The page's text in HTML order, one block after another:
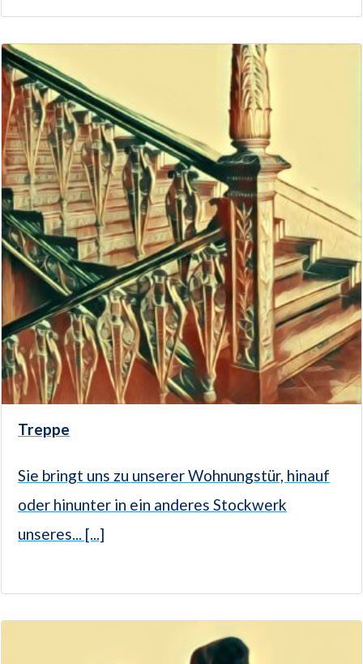
Treppe
Sie bringt uns zu unserer Wohnungstür, hinauf
oder hinunter in ein anderes Stockwerk
unseres... [...]